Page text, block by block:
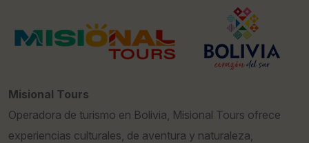
Misional Tours
Operadora de turismo en Bolivia, Misional Tours ofrece
experiencias culturales, de aventura y naturaleza,